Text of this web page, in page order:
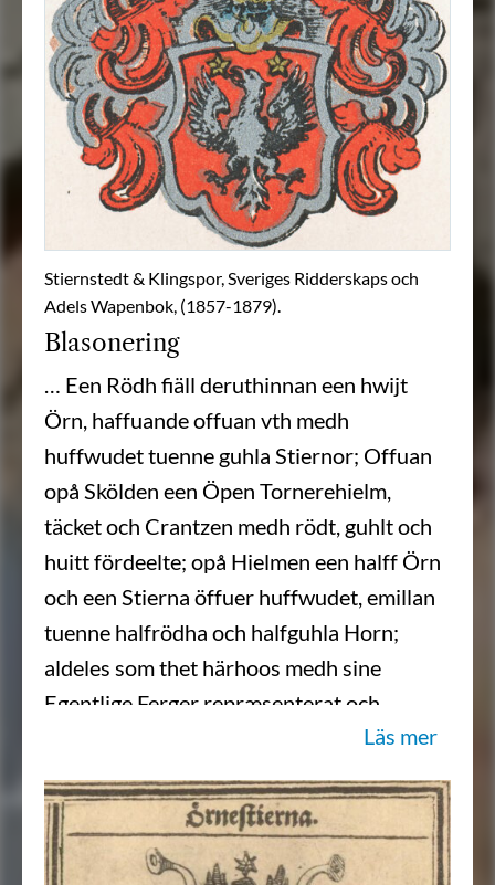
Stiernstedt & Klingspor, Sveriges Ridderskaps och
Adels Wapenbok, (1857-1879).
Blasonering
… Een Rödh fiäll deruthinnan een hwijt
Örn, haffuande offuan vth medh
huffwudet tuenne guhla Stiernor; Offuan
opå Skölden een Öpen Tornerehielm,
täcket och Crantzen medh rödt, guhlt och
huitt fördeelte; opå Hielmen een halff Örn
och een Stierna öffuer huffwudet, emillan
tuenne halfrödha och halfguhla Horn;
aldeles som thet härhoos medh sine
Egentlige Ferger repræsenterat och
Transkription: Karin Borgkvist Ljung,
2017-08-25.
Läs mer